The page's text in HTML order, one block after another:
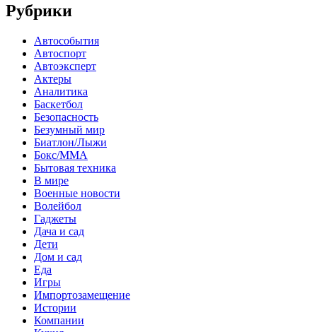
Рубрики
Автособытия
Автоспорт
Автоэксперт
Актеры
Аналитика
Баскетбол
Безопасность
Безумный мир
Биатлон/Лыжи
Бокс/MMA
Бытовая техника
В мире
Военные новости
Волейбол
Гаджеты
Дача и сад
Дети
Дом и сад
Еда
Игры
Импортозамещение
Истории
Компании